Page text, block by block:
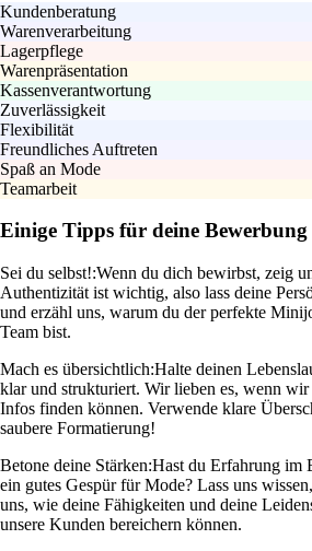
Kundenberatung
Warenverarbeitung
Lagerpflege
Warenpräsentation
Kassenverantwortung
Zuverlässigkeit
Flexibilität
Freundliches Auftreten
Spaß an Mode
Teamarbeit
Einige Tipps für deine Bewerbung
Sei du selbst!:Wenn du dich bewirbst, zeig
Authentizität ist wichtig, also lass deine
und erzähl uns, warum du der perfekte
Team bist.
Mach es übersichtlich:Halte deinen
klar und strukturiert. Wir lieben es, wenn
Infos finden können. Verwende klare
saubere Formatierung!
Betone deine Stärken:Hast du Erfahrung im
ein gutes Gespür für Mode? Lass uns
uns, wie deine Fähigkeiten und deine
unsere Kunden bereichern können.